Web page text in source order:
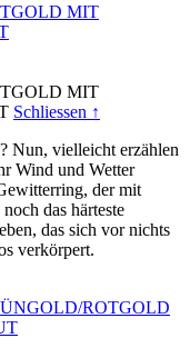
MIT
MIT
Schliessen ↑
Nun, vielleicht erzählen
Wind und Wetter
der mit
das härteste
das sich vor nichts
verkörpert.
ROTGOLD